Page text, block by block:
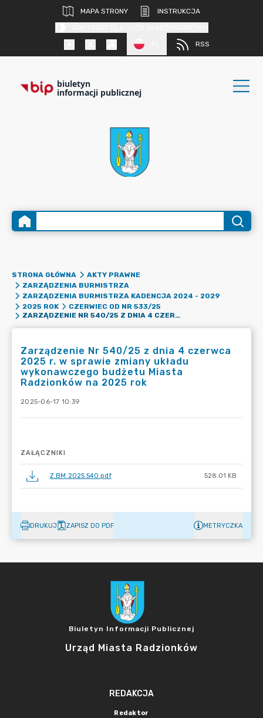
MAPA STRONY
INSTRUKCJA
RSS
biuletyn
informacji publicznej
STRONA GŁÓWNA
AKTY PRAWNE
ZARZĄDZENIA BURMISTRZA
ZARZĄDZENIA BURMISTRZA KADENCJA 2024 - 2029
2025 ROK
CZERWIEC OD NR 533/25
ZARZĄDZENIE NR 540/25 Z DNIA 4 CZERWCA 2025 R. W SPRAWIE ZMIANY UKŁADU WYKONAWCZEGO BUDŻETU MIASTA RADZIONKÓW NA 2025 ROK
Zarządzenie Nr 540/25 z dnia 4 czerwca
2025 r. w sprawie zmiany układu
wykonawczego budżetu Miasta
Radzionków na 2025 rok
2025-06-17 10:39
ZAŁĄCZNIKI
Z.BM.2025.540.pdf 528.01 KB
DRUKUJ ZAPISZ DO PDF METRYCZKA
Biuletyn Informacji Publicznej
Urząd Miasta Radzionków
REDAKCJA
Redaktor